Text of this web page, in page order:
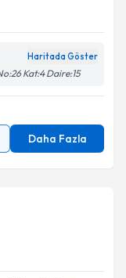
Haritada Göster
Kat:4 Daire:15
Daha Fazla